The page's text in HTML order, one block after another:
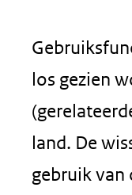
los gezien
land. De
gebruik van